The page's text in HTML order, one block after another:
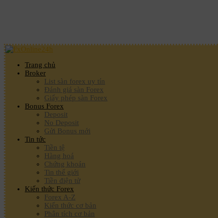
Trang chủ
Broker
List sàn forex uy tín
Đánh giá sàn Forex
Giấy phép sàn Forex
Bonus Forex
Deposit
No Deposit
Gửi Bonus mới
Tin tức
Tiền tệ
Hàng hoá
Chứng khoán
Tin thế giới
Tiền điện tử
Kiến thức Forex
Forex A-Z
Kiến thức cơ bản
Phân tích cơ bản